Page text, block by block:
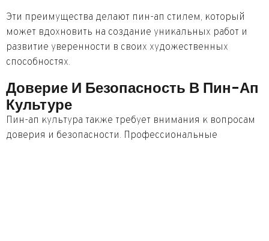
Эти преимущества делают пин-ап стилем, который
может вдохновить на создание уникальных работ и
развитие уверенности в своих художественных
способностях.
Доверие И Безопасность В Пин-Ап
Культуре
Пин-ап культура также требует внимания к вопросам
доверия и безопасности. Профессиональные